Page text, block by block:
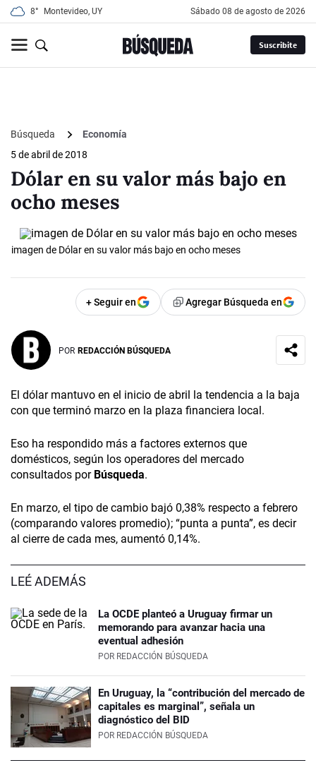
8° Montevideo, UY sábado 08 de agosto de 2026
Suscribite
Búsqueda
Economía
5 de abril de 2018
Dólar en su valor más bajo en
ocho meses
imagen de Dólar en su valor más bajo en ocho meses
+ Seguir en Agregar Búsqueda en
POR REDACCIÓN BÚSQUEDA
El dólar mantuvo en el inicio de abril la tendencia a la baja
con que terminó marzo en la plaza financiera local.
Eso ha respondido más a factores externos que
domésticos, según los operadores del mercado
consultados por Búsqueda.
En marzo, el tipo de cambio bajó 0,38% respecto a febrero
(comparando valores promedio); “punta a punta”, es decir
al cierre de cada mes, aumentó 0,14%.
LEÉ ADEMÁS
La OCDE planteó a Uruguay firmar un
memorando para avanzar hacia una
eventual adhesión
POR REDACCIÓN BÚSQUEDA
En Uruguay, la “contribución del mercado de
capitales es marginal”, señala un
diagnóstico del BID
POR REDACCIÓN BÚSQUEDA